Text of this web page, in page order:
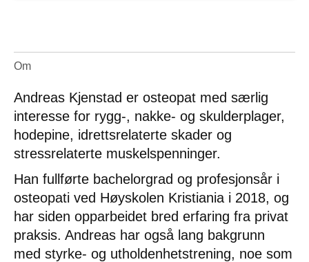
Om
Andreas Kjenstad er osteopat med særlig
interesse for rygg-, nakke- og skulderplager,
hodepine, idrettsrelaterte skader og
stressrelaterte muskelspenninger.
Han fullførte bachelorgrad og profesjonsår i
osteopati ved Høyskolen Kristiania i 2018, og
har siden opparbeidet bred erfaring fra privat
praksis. Andreas har også lang bakgrunn
med styrke- og utholdenhetstrening, noe som